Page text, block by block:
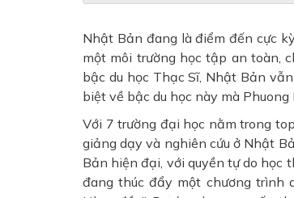
Nhật Bản đang là điểm đến cực
một môi trường học tập an toàn,
bậc du học Thạc Sĩ, Nhật Bản
biệt về bậc du học này mà
Với 7 trường đại học nằm trong
giảng dạy và nghiên cứu ở Nhật
Bản hiện đại, với quyền tự do học
đang thúc đẩy một chương trình